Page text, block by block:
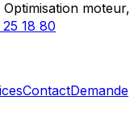
moteur,
18 80
ContactDemande